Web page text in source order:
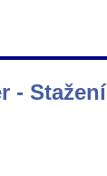
- Stažení